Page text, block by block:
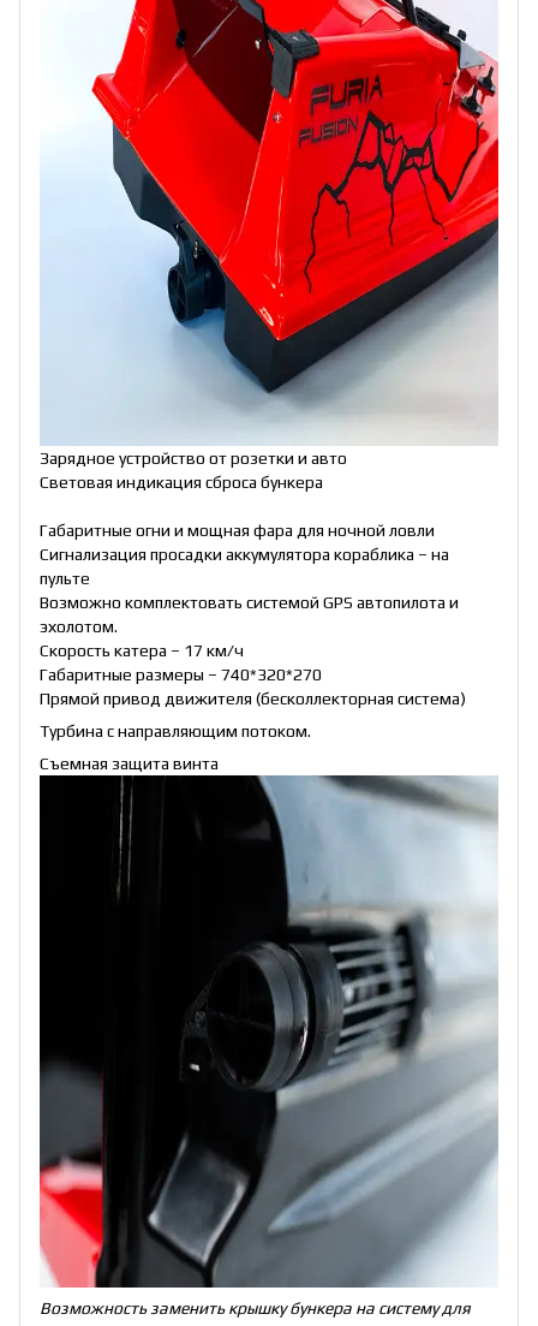
Зарядное устройство от розетки и авто
Световая индикация сброса бункера
Габаритные огни и мощная фара для ночной ловли
Сигнализация просадки аккумулятора кораблика – на
пульте
Возможно комплектовать системой GPS автопилота и
эхолотом.
Скорость катера – 17 км/ч
Габаритные размеры – 740*320*270
Прямой привод движителя (бесколлекторная система)
Турбина с направляющим потоком.
Съемная защита винта
Возможность заменить крышку бункера на систему для